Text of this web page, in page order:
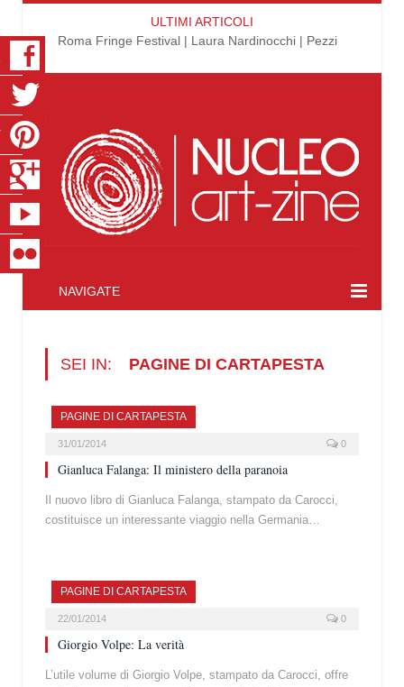
ULTIMI ARTICOLI
Roma Fringe Festival | Laura Nardinocchi | Pezzi
NAVIGATE
SEI IN: PAGINE DI CARTAPESTA
PAGINE DI CARTAPESTA
31/01/2014 0
Gianluca Falanga: Il ministero della paranoia
Il nuovo libro di Gianluca Falanga, stampato da Carocci,
costituisce un interessante viaggio nella Germania…
PAGINE DI CARTAPESTA
22/01/2014 0
Giorgio Volpe: La verità
L’utile volume di Giorgio Volpe, stampato da Carocci, offre